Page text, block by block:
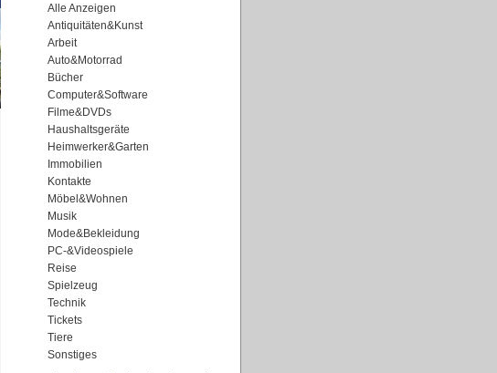
Alle Anzeigen
Antiquitäten&Kunst
Arbeit
Auto&Motorrad
Bücher
Computer&Software
Filme&DVDs
Haushaltsgeräte
Heimwerker&Garten
Immobilien
Kontakte
Möbel&Wohnen
Musik
Mode&Bekleidung
PC-&Videospiele
Reise
Spielzeug
Technik
Tickets
Tiere
Sonstiges